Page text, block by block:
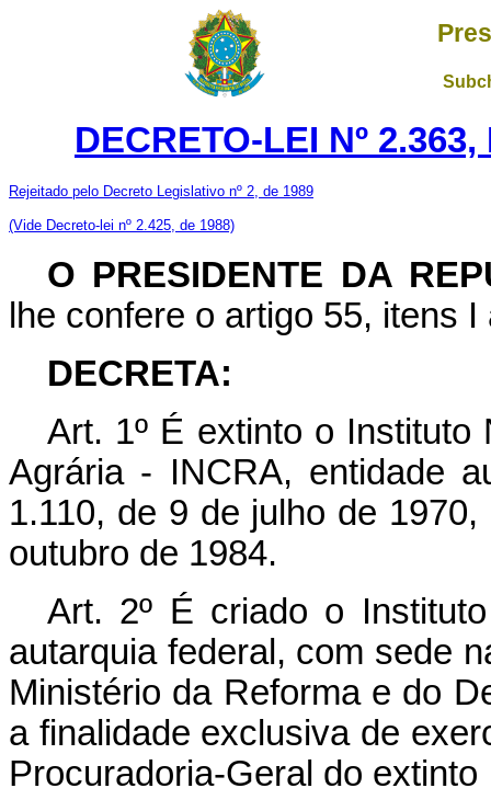
DECRETO-LEI Nº
Rejeitado pelo Decreto Legislativo nº 2, de 1989
(Vide Decreto-lei nº 2.425, de 1988)
O PRESIDENTE DA
lhe confere o artigo 55, itens
DECRETA:
Art. 1º É extinto o
Agrária - INCRA, entidade
1.110, de 9 de julho de
outubro de 1984.
Art. 2º É criado o
autarquia federal, com sede
Ministério da Reforma e do
a finalidade exclusiva de
Procuradoria-Geral do extinto